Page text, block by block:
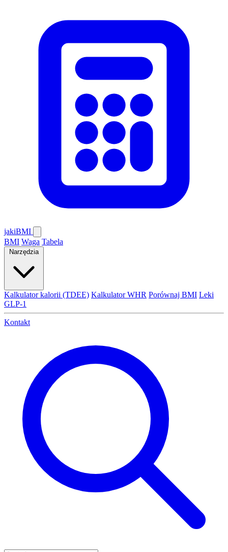
jakiBMI
BMI Waga Tabela
Narzędzia
Kalkulator kalorii (TDEE) Kalkulator WHR Porównaj BMI Leki
GLP-1
Kontakt